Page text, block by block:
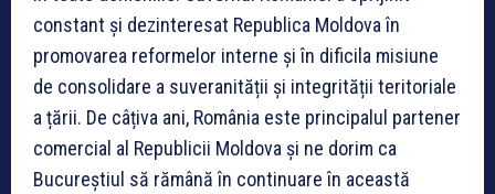
constant și dezinteresat Republica Moldova în
promovarea reformelor interne și în dificila misiune
de consolidare a suveranității și integrității teritoriale
a țării. De câțiva ani, România este principalul partener
comercial al Republicii Moldova și ne dorim ca
Bucureștiul să rămână în continuare în această